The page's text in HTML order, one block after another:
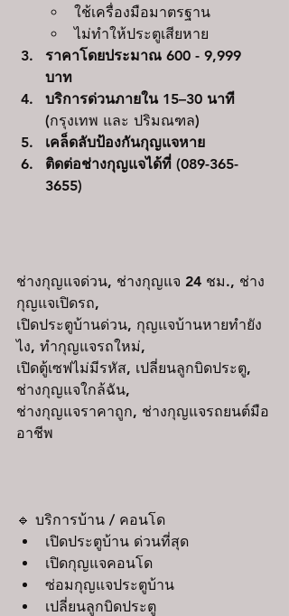
ใช้เครื่องมือมาตรฐาน
ไม่ทำให้ประตูเสียหาย
ราคาโดยประมาณ 600 - 9,999
บาท
บริการด่วนภายใน 15–30 นาที
(กรุงเทพ และ ปริมณฑล)
เคล็ดลับป้องกันกุญแจหาย
ติดต่อช่างกุญแจได้ที่ (089-365-
3655)
ช่างกุญแจด่วน, ช่างกุญแจ 24 ชม., ช่าง
กุญแจเปิดรถ,
เปิดประตูบ้านด่วน, กุญแจบ้านหายทำยัง
ไง, ทำกุญแจรถใหม่,
เปิดตู้เซฟไม่มีรหัส, เปลี่ยนลูกบิดประตู,
ช่างกุญแจใกล้ฉัน,
ช่างกุญแจราคาถูก, ช่างกุญแจรถยนต์มือ
อาชีพ
🔹 บริการบ้าน / คอนโด
เปิดประตูบ้าน ด่วนที่สุด
เปิดกุญแจคอนโด
ซ่อมกุญแจประตูบ้าน
เปลี่ยนลูกบิดประตู